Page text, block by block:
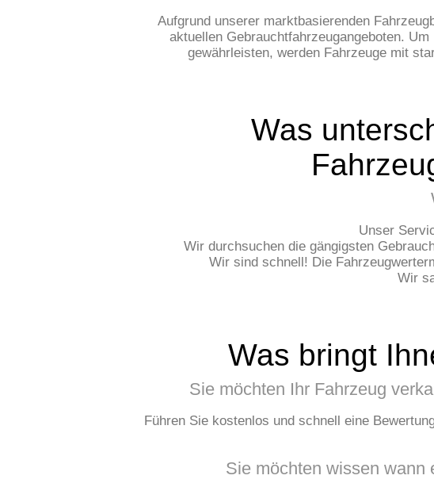
Aufgrund unserer marktbasierenden
aktuellen Gebrauchtfahrzeugangeboten.
gewährleisten, werden Fahrzeuge mit
Was
Unser
Wir durchsuchen die gängigsten
Wir sind schnell! Die
Wir
Was bringt
Sie möchten Ihr Fahrzeug
Führen Sie kostenlos und schnell eine
Sie möchten wissen wann